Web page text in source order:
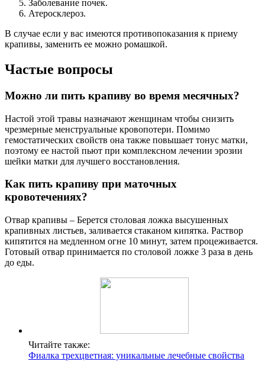
Заболевание почек.
Атеросклероз.
В случае если у вас имеются противопоказания к приему
крапивы, заменить ее можно ромашкой.
Частые вопросы
Можно ли пить крапиву во время месячных?
Настой этой травы назначают женщинам чтобы снизить
чрезмерные менструальные кровопотери. Помимо
гемостатических свойств она также повышает тонус матки,
поэтому ее настой пьют при комплексном лечении эрозии
шейки матки для лучшего восстановления.
Как пить крапиву при маточных
кровотечениях?
Отвар крапивы – Берется столовая ложка высушенных
крапивных листьев, заливается стаканом кипятка. Раствор
кипятится на медленном огне 10 минут, затем процеживается.
Готовый отвар принимается по столовой ложке 3 раза в день
до еды.
Читайте также:
Фиалка трехцветная: уникальные лечебные свойства